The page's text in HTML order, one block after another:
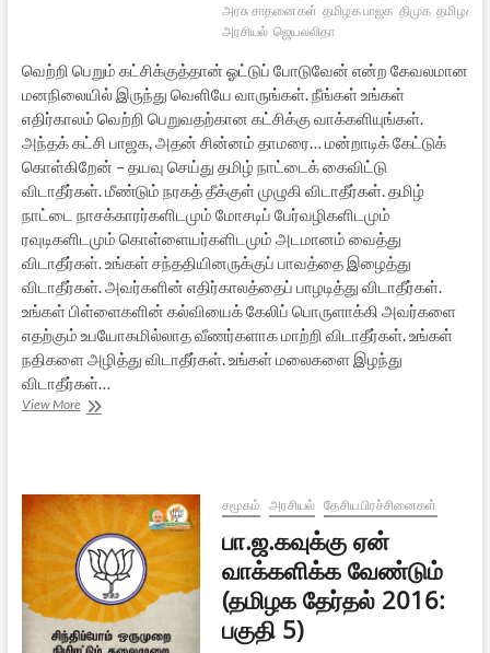
அரசு சாதனைகள் தமிழக பாஜக திமுக தமிழக
அரசியல் ஜெயலலிதா
வெற்றி பெறும் கட்சிக்குத்தான் ஓட்டுப் போடுவேன் என்ற கேவலமான
மனநிலையில் இருந்து வெளியே வாருங்கள். நீங்கள் உங்கள்
எதிர்காலம் வெற்றி பெறுவதற்கான கட்சிக்கு வாக்களியுங்கள்.
அந்தக் கட்சி பாஜக, அதன் சின்னம் தாமரை… மன்றாடிக் கேட்டுக்
கொள்கிறேன் – தயவு செய்து தமிழ் நாட்டைக் கைவிட்டு
விடாதீர்கள். மீண்டும் நரகத் தீக்குள் முழுகி விடாதீர்கள். தமிழ்
நாட்டை நாசக்காரர்களிடமும் மோசடிப் பேர்வழிகளிடமும்
ரவுடிகளிடமும் கொள்ளையர்களிடமும் அடமானம் வைத்து
விடாதீர்கள். உங்கள் சந்ததியினருக்குப் பாவத்தை இழைத்து
விடாதீர்கள். அவர்களின் எதிர்காலத்தைப் பாழடித்து விடாதீர்கள்.
உங்கள் பிள்ளைகளின் கல்வியைக் கேலிப் பொருளாக்கி அவர்களை
எதற்கும் உபயோகமில்லாத வீணர்களாக மாற்றி விடாதீர்கள். உங்கள்
நதிகளை அழித்து விடாதீர்கள். உங்கள் மலைகளை இழந்து
விடாதீர்கள்…
View Moreதமிழ்நாட்டைக்
2016:
பகுதி
6)
சமூகம் அரசியல் தேசிய பிரச்சினைகள்
பா.ஜ.கவுக்கு ஏன்
வாக்களிக்க வேண்டும்
(தமிழக தேர்தல் 2016:
பகுதி 5)